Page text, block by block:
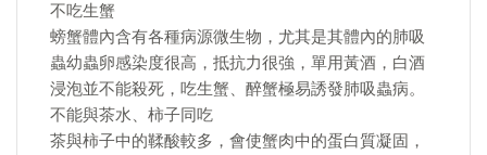
不吃生蟹
螃蟹體內含有各種病源微生物，尤其是其體內的肺吸
蟲幼蟲卵感染度很高，抵抗力很強，單用黃酒，白酒
浸泡並不能殺死，吃生蟹、醉蟹極易誘發肺吸蟲病。
不能與茶水、柿子同吃
茶與柿子中的鞣酸較多，會使蟹肉中的蛋白質凝固，